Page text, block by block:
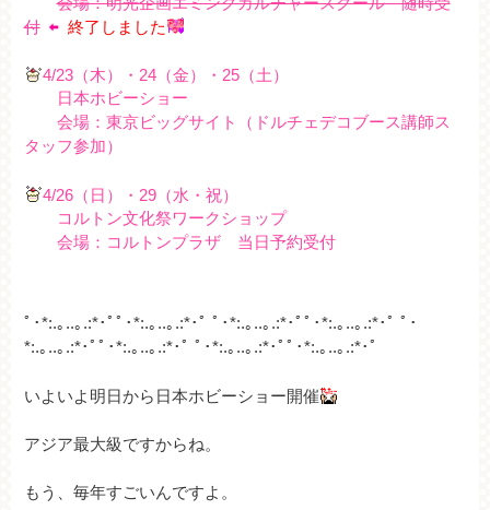
付
終了しました
4/23（木）・24（金）・25（土）
日本ホビーショー
会場：東京ビッグサイト（ドルチェデコブース講師ス
タッフ参加）
4/26（日）・29（水・祝）
コルトン文化祭ワークショップ
会場：コルトンプラザ 当日予約受付
ﾟ･*:.｡..｡.:*･ﾟﾟ･*:.｡..｡.:*･ﾟ ﾟ･*:.｡..｡.:*･ﾟﾟ･*:.｡..｡.:*･ﾟ ﾟ･
*:.｡..｡.:*･ﾟﾟ･*:.｡..｡.:*･ﾟ ﾟ ･*:.｡..｡.:*･ﾟﾟ･*:.｡..｡.:*･ﾟ
いよいよ明日から日本ホビーショー開催
アジア最大級ですからね。
もう、毎年すごいんですよ。